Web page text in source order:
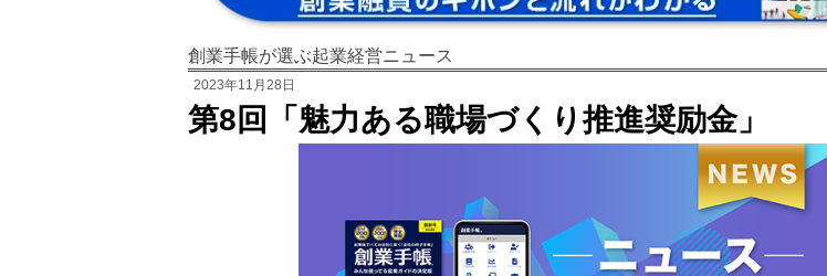
創業手帳が選ぶ起業経営ニュース
2023年11月28日
第8回「魅力ある職場づくり推進奨励金」